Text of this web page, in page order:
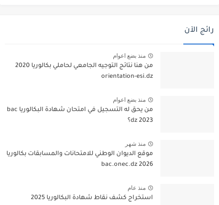
رائج الآن
منذ بضع اعوام
من هنا نتائج التوجيه الجامعي لحاملي بكالوريا 2020
orientation-esi.dz
منذ بضع اعوام
من يحق له التسجيل في امتحان شهادة البكالوريا bac
dz 2023؟
منذ شهر
موقع الديوان الوطني للامتحانات والمسابقات بكالوريا
2026 bac.onec.dz
منذ عام
استخراج كشف نقاط شهادة البكالوريا 2025